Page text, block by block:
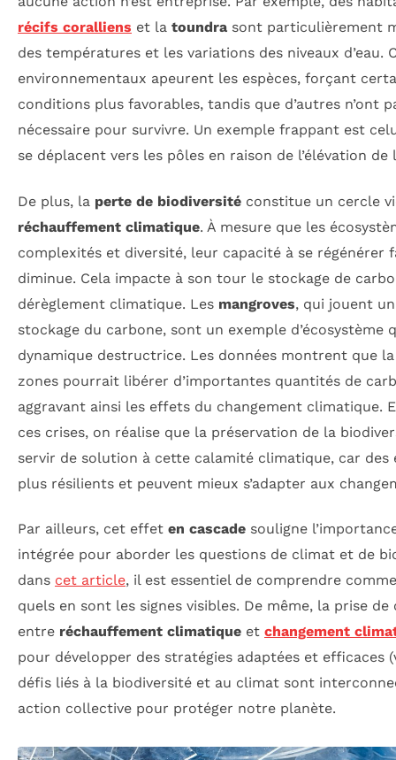
récifs coralliens et la toundra sont particulièrement
des températures et les variations des niveaux d’eau.
environnementaux apeurent les espèces, forçant
conditions plus favorables, tandis que d’autres n’ont
nécessaire pour survivre. Un exemple frappant est
se déplacent vers les pôles en raison de l’élévation
De plus, la perte de biodiversité constitue un cercle
réchauffement climatique. À mesure que les
complexités et diversité, leur capacité à se régénérer
diminue. Cela impacte à son tour le stockage de
dérèglement climatique. Les mangroves, qui jouent
stockage du carbone, sont un exemple d’écosystème
dynamique destructrice. Les données montrent que
zones pourrait libérer d’importantes quantités de
aggravant ainsi les effets du changement climatique.
ces crises, on réalise que la préservation de la
servir de solution à cette calamité climatique, car des
plus résilients et peuvent mieux s’adapter aux
Par ailleurs, cet effet en cascade souligne
intégrée pour aborder les questions de climat et de
dans cet article, il est essentiel de comprendre
quels en sont les signes visibles. De même, la prise
entre réchauffement climatique et changement
pour développer des stratégies adaptées et efficaces
défis liés à la biodiversité et au climat sont
action collective pour protéger notre planète.